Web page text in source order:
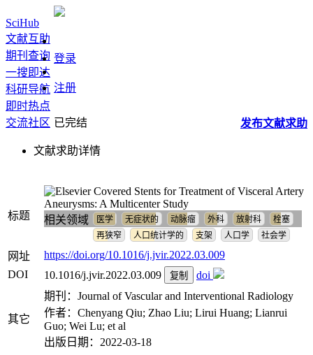
SciHub
文献互助
期刊查询
一搜即达
科研导航
即时热点
交流社区
登录
注册
发布文献求助
已完结
文献求助详情
标题
Covered Stents for Treatment of Visceral Artery
Aneurysms: A Multicenter Study
相关领域
医学 无症状的 动脉瘤 外科 放射科
栓塞
再狭窄
人口统计学的 支架 人口学 社会学
网址
https://doi.org/10.1016/j.jvir.2022.03.009
DOI
10.1016/j.jvir.2022.03.009 复制 doi
其它
期刊：Journal of Vascular and Interventional Radiology
作者：Chenyang Qiu; Zhao Liu; Lirui Huang; Lianrui
Guo; Wei Lu; et al
出版日期：2022-03-18